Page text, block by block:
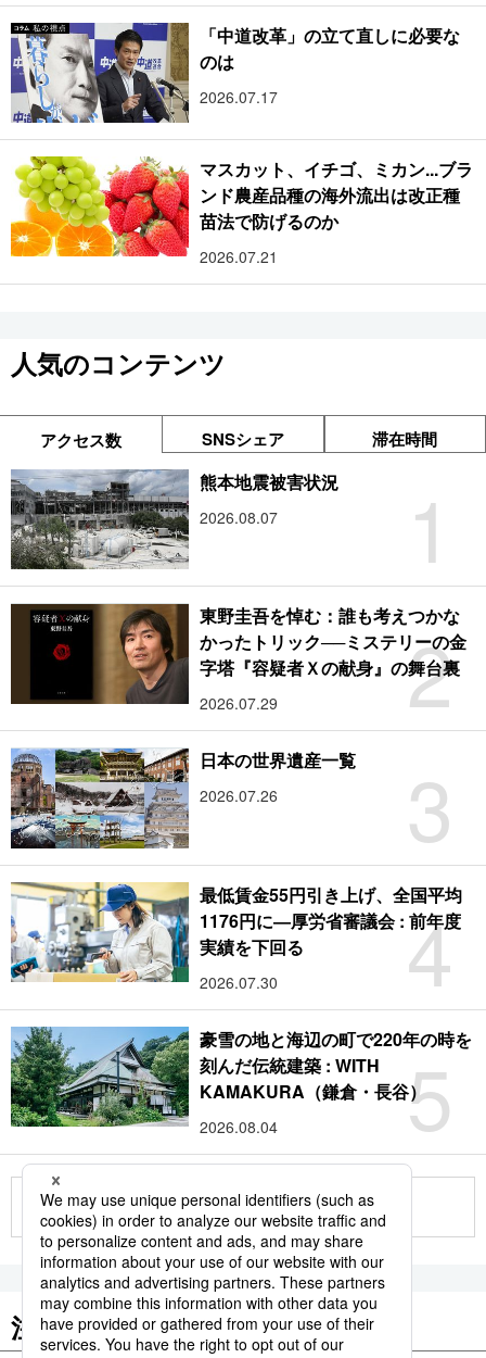
「中道改革」の立て直しに必要な
のは
2026.07.17
マスカット、イチゴ、ミカン...ブラ
ンド農産品種の海外流出は改正種
苗法で防げるのか
2026.07.21
人気のコンテンツ
アクセス数 SNSシェア 滞在時間
1
熊本地震被害状況
2026.08.07
2
東野圭吾を悼む：誰も考えつかな
かったトリック──ミステリーの金
字塔『容疑者Ｘの献身』の舞台裏
2026.07.29
3
日本の世界遺産一覧
2026.07.26
4
最低賃金55円引き上げ、全国平均
1176円に―厚労省審議会 : 前年度
実績を下回る
2026.07.30
5
豪雪の地と海辺の町で220年の時を
刻んだ伝統建築 : WITH
KAMAKURA（鎌倉・長谷）
2026.08.04
もっと見る
注目のキーワード